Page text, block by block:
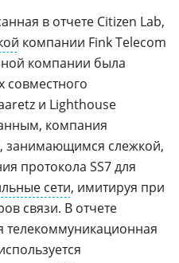
в отчете Citizen Lab,
компании Fink Telecom
компании была
совместного
и Lighthouse
компания
занимающимся слежкой,
протокола SS7 для
сети, имитируя при
связи. В отчете
телекоммуникационная